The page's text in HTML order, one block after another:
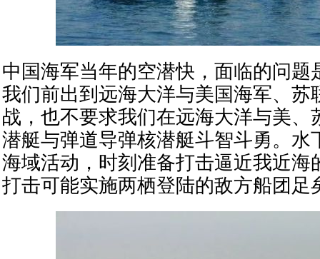
中国海军当年的空潜快，面临的问题
我们前出到远海大洋与美国海军、苏
战，也不要求我们在远海大洋与美、
潜艇与弹道导弹核潜艇斗智斗勇。水
海域活动，时刻准备打击逼近我近海
打击可能实施两栖登陆的敌方船团足